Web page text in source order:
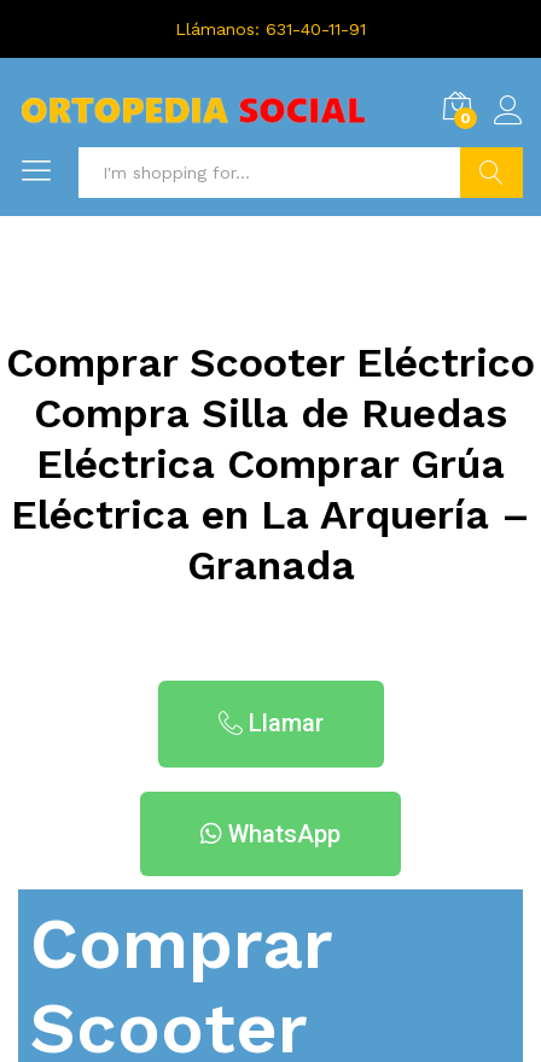
Llámanos: 631-40-11-91
0
Comprar Scooter Eléctrico
Compra Silla de Ruedas
Eléctrica Comprar Grúa
Eléctrica en La Arquería –
Granada
Llamar
WhatsApp
Comprar
Scooter